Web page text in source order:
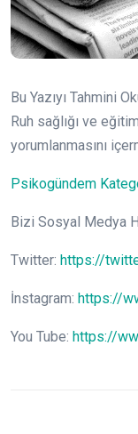
Bu Yazıyı Tahmini
Ruh sağlığı ve
yorumlanmasını
Psikogündem
Bizi Sosyal Medya
Twitter: https://
İnstagram: https://
You Tube: https://